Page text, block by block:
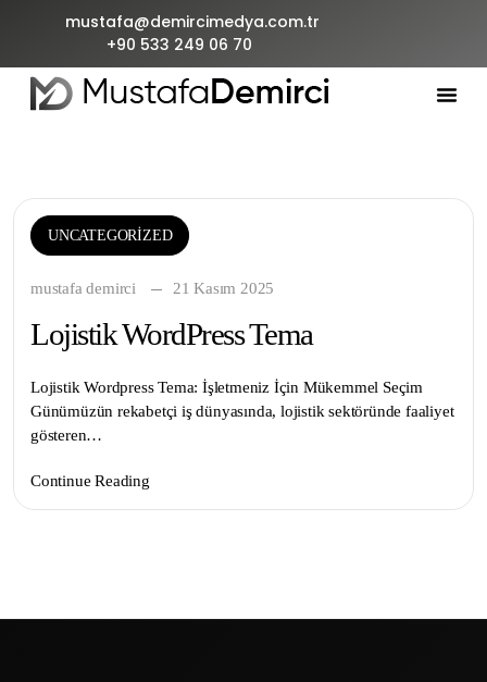
mustafa@demircimedya.com.tr
+90 533 249 06 70
UNCATEGORIZED
mustafa demirci 21 Kasım 2025
Lojistik WordPress Tema
Lojistik Wordpress Tema: İşletmeniz İçin Mükemmel Seçim
Günümüzün rekabetçi iş dünyasında, lojistik sektöründe faaliyet
gösteren…
Continue Reading